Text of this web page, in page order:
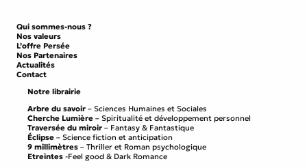
Qui sommes-nous ?
Nos valeurs
L’offre Persée
Nos Partenaires
Actualités
Contact
Notre librairie
Arbre du savoir – Sciences Humaines et Sociales
Cherche Lumière – Spiritualité et développement personnel
Traversée du miroir – Fantasy & Fantastique
Éclipse – Science fiction et anticipation
9 millimètres – Thriller et Roman psychologique
Etreintes -Feel good & Dark Romance